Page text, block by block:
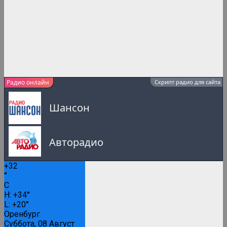
Радио онлайн Скрипт радио для сайта
Шансон
Авторадио
+32
°
C
H: +34°
L: +20°
Оренбург
Суббота, 08 Август